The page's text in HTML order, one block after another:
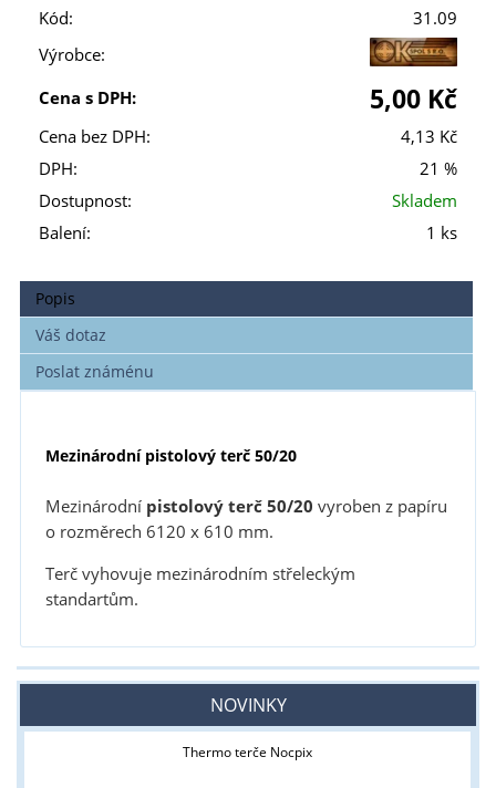
Kód:
31.09
Výrobce:
Cena s DPH:
5,00 Kč
Cena bez DPH:
4,13 Kč
DPH:
21 %
Dostupnost:
Skladem
Balení:
1 ks
Popis
Váš dotaz
Poslat známénu
Mezinárodní pistolový terč 50/20
Mezinárodní pistolový terč 50/20 vyroben z papíru
o rozměrech 6120 x 610 mm.
Terč vyhovuje mezinárodním střeleckým
standartům.
NOVINKY
Thermo terče Nocpix